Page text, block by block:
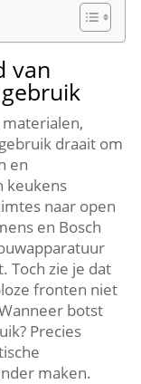
van
draait om
en
keukens
naar open
en Bosch
Toch zie je dat
fronten niet
botst
Precies
maken.​